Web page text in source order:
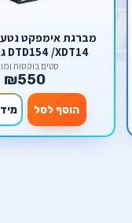
מברגת אימפקט
DTD154 /XDT14 גוף בלבד
סטים בוקסות
₪550
הוסף לסל